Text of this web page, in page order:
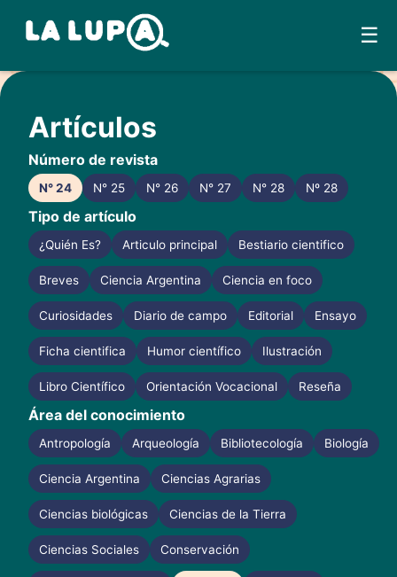
Skip
to
content
☰
Artículos
Número de revista
N° 24 N° 25 N° 26 N° 27 N° 28 Nº 28
Tipo de artículo
¿Quién Es? Articulo principal Bestiario cientifico
Breves Ciencia Argentina Ciencia en foco
Curiosidades Diario de campo Editorial Ensayo
Ficha cientifica Humor científico Ilustración
Libro Científico Orientación Vocacional Reseña
Área del conocimiento
Antropología Arqueología Bibliotecología Biología
Ciencia Argentina Ciencias Agrarias
Ciencias biológicas Ciencias de la Tierra
Ciencias Sociales Conservación